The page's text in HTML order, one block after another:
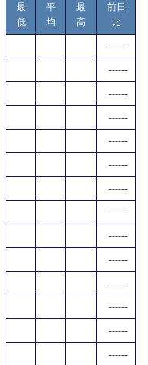
最
低
平
均
最
高
前日
比
------
------
------
------
------
------
------
------
------
------
------
------
------
------